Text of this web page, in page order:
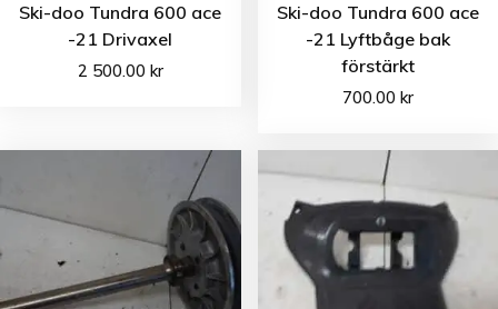
Ski-doo Tundra 600 ace
-21 Drivaxel
2 500.00 kr
Ski-doo Tundra 600 ace
-21 Lyftbåge bak
förstärkt
700.00 kr